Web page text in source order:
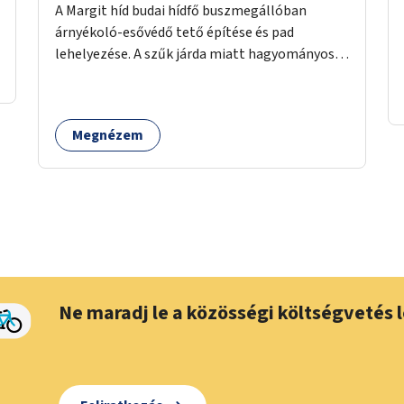
A Margit híd budai hídfő buszmegállóban
árnyékoló-esővédő tető építése és pad
lehelyezése. A szűk járda miatt hagyományos
Megnézem
Ne maradj le a közösségi